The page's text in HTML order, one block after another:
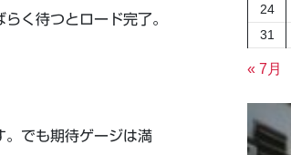
く待つとロード完了。
。でも期待ゲージは満
24
31
« 7月